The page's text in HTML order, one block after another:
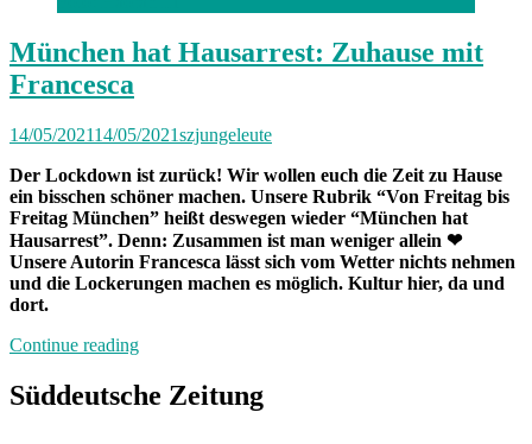
München hat Hausarrest: Zuhause mit
Francesca
14/05/202114/05/2021szjungeleute
Der Lockdown ist zurück! Wir wollen euch die Zeit zu Hause
ein bisschen schöner machen. Unsere Rubrik “Von Freitag bis
Freitag München” heißt deswegen wieder “München hat
Hausarrest”. Denn: Zusammen ist man weniger allein ❤
Unsere Autorin Francesca lässt sich vom Wetter nichts nehmen
und die Lockerungen machen es möglich. Kultur hier, da und
dort.
Continue reading„München
Hausarrest:
Zuhause
Süddeutsche Zeitung